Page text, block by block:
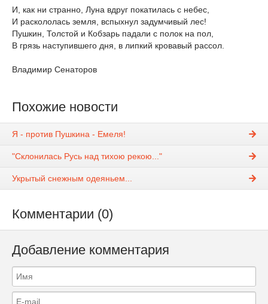
И, как ни странно, Луна вдруг покатилась с небес,
И раскололась земля, вспыхнул задумчивый лес!
Пушкин, Толстой и Кобзарь падали с полок на пол,
В грязь наступившего дня, в липкий кровавый рассол.
Владимир Сенаторов
Похожие новости
Я - против Пушкина - Емеля!
"Склонилась Русь над тихою рекою..."
Укрытый снежным одеяньем...
Комментарии (0)
Добавление комментария